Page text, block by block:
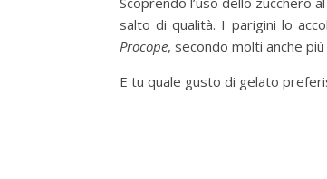
salto di qualità. I parigini lo
Procope, secondo molti anche
E tu quale gusto di gelato